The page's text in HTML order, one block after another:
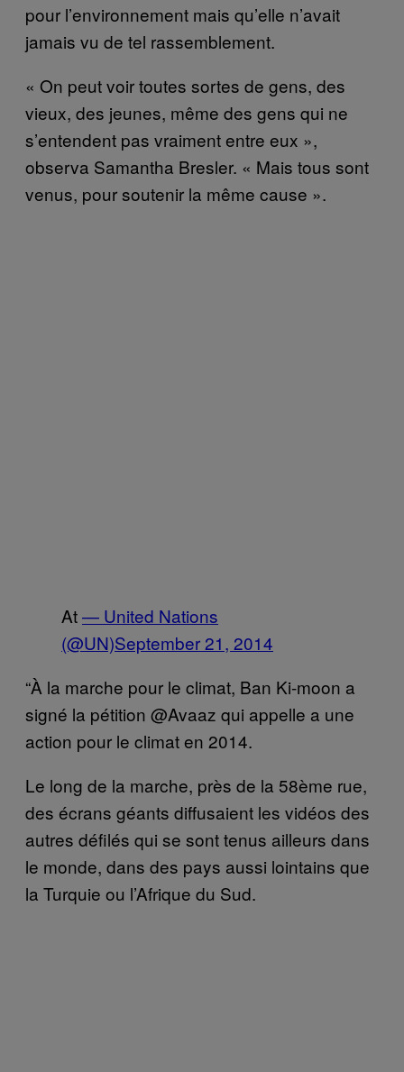
pour l’environnement mais qu’elle n’avait
jamais vu de tel rassemblement.
« On peut voir toutes sortes de gens, des
vieux, des jeunes, même des gens qui ne
s’entendent pas vraiment entre eux »,
observa Samantha Bresler. « Mais tous sont
venus, pour soutenir la même cause ».
At— United Nations
(@UN)September 21, 2014
“À la marche pour le climat, Ban Ki-moon a
signé la pétition @Avaaz qui appelle a une
action pour le climat en 2014.
Le long de la marche, près de la 58ème rue,
des écrans géants diffusaient les vidéos des
autres défilés qui se sont tenus ailleurs dans
le monde, dans des pays aussi lointains que
la Turquie ou l’Afrique du Sud.